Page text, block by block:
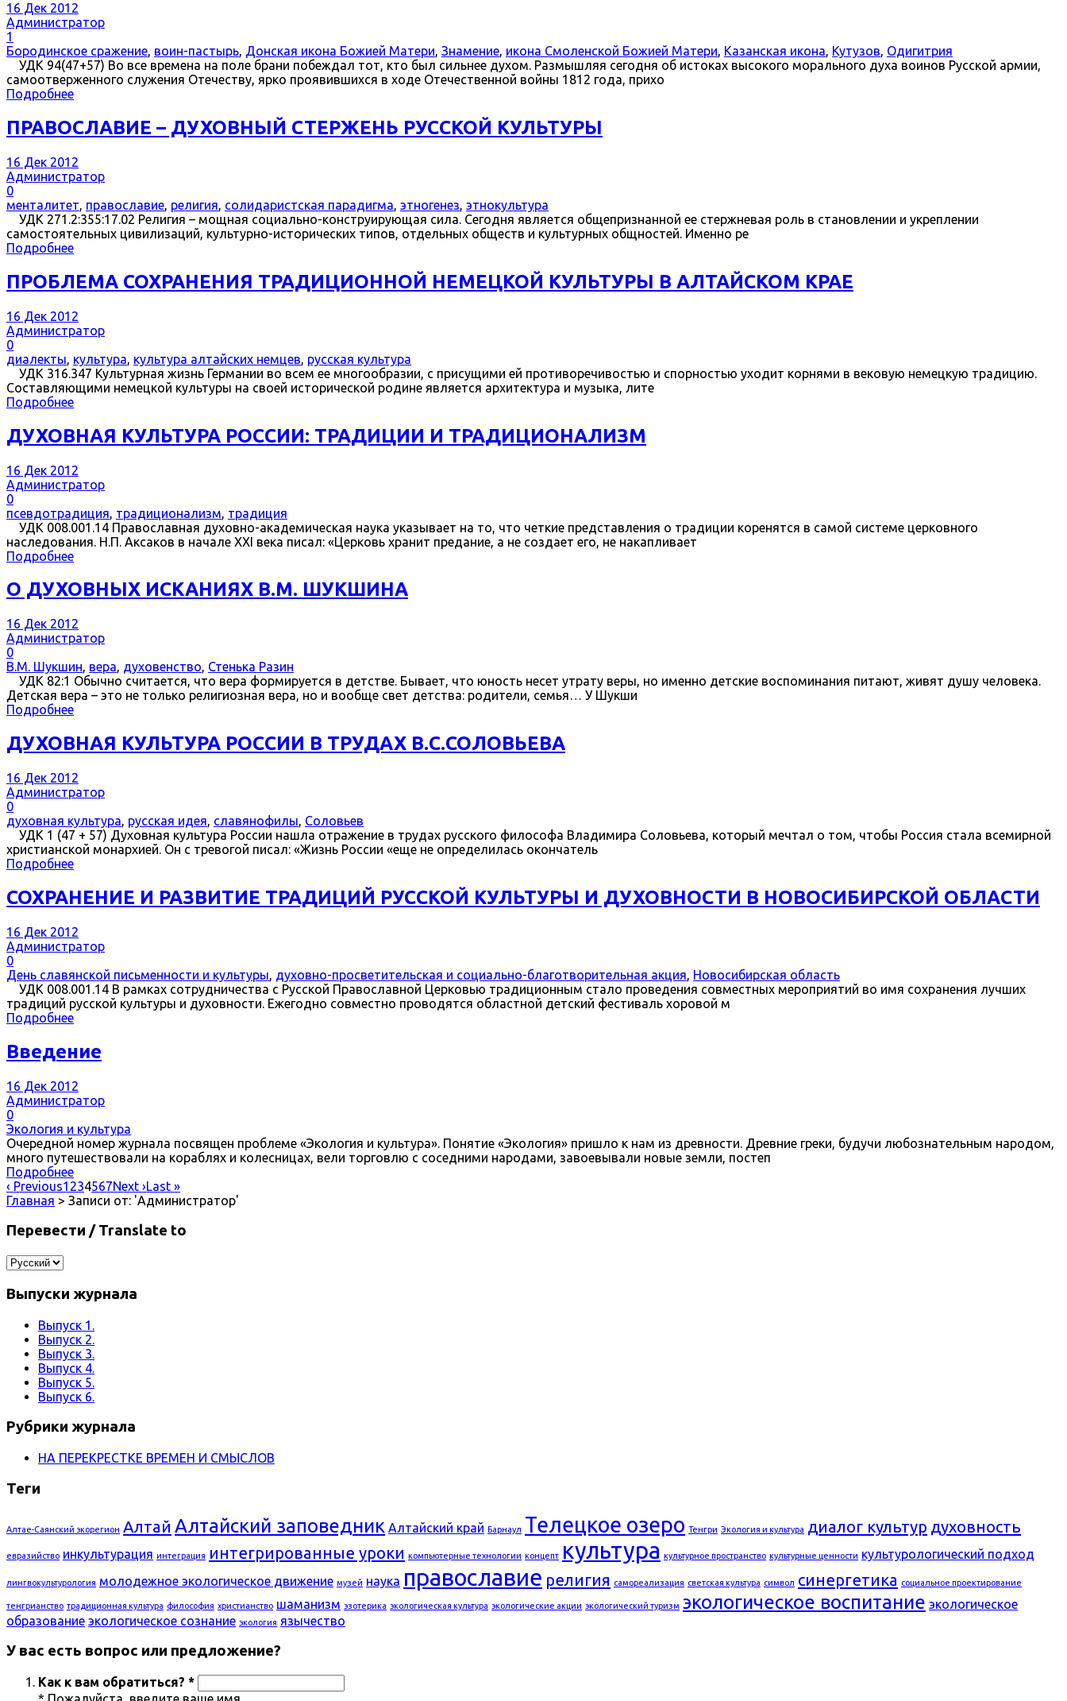
16 Дек 2012
Администратор
1
Бородинское сражение, воин-пастырь, Донская икона Божией Матери, Знамение, икона Смоленской Божией Матери, Казанская икона, Кутузов, Одигитрия
УДК 94(47+57) Во все времена на поле брани побеждал тот, кто был сильнее духом. Размышляя сегодня об истоках высокого морального духа воинов Русской армии,
самоотверженного служения Отечеству, ярко проявившихся в ходе Отечественной войны 1812 года, прихо
Подробнее
ПРАВОСЛАВИЕ – ДУХОВНЫЙ СТЕРЖЕНЬ РУССКОЙ КУЛЬТУРЫ
16 Дек 2012
Администратор
0
менталитет, православие, религия, солидаристская парадигма, этногенез, этнокультура
УДК 271.2:355:17.02 Религия – мощная социально-конструирующая сила. Сегодня является общепризнанной ее стержневая роль в становлении и укреплении
самостоятельных цивилизаций, культурно-исторических типов, отдельных обществ и культурных общностей. Именно ре
Подробнее
ПРОБЛЕМА СОХРАНЕНИЯ ТРАДИЦИОННОЙ НЕМЕЦКОЙ КУЛЬТУРЫ В АЛТАЙСКОМ КРАЕ
16 Дек 2012
Администратор
0
диалекты, культура, культура алтайских немцев, русская культура
УДК 316.347 Культурная жизнь Германии во всем ее многообразии, с присущими ей противоречивостью и спорностью уходит корнями в вековую немецкую традицию.
Составляющими немецкой культуры на своей исторической родине является архитектура и музыка, лите
Подробнее
ДУХОВНАЯ КУЛЬТУРА РОССИИ: ТРАДИЦИИ И ТРАДИЦИОНАЛИЗМ
16 Дек 2012
Администратор
0
псевдотрадиция традиционализм традиция
УДК 008.001.14 Православная духовно-академическая наука указывает на то, что четкие представления о традиции коренятся в самой системе церковного
наследования. Н.П. Аксаков в начале XXI века писал: «Церковь хранит предание, а не создает его, не накапливает
Подробнее
О ДУХОВНЫХ ИСКАНИЯХ В.М. ШУКШИНА
16 Дек 2012
Администратор
0
В.М. Шукшин, вера, духовенство, Стенька Разин
УДК 82:1 Обычно считается, что вера формируется в детстве. Бывает, что юность несет утрату веры, но именно детские воспоминания питают, живят душу человека.
Детская вера – это не только религиозная вера, но и вообще свет детства: родители, семья… У Шукши
Подробнее
ДУХОВНАЯ КУЛЬТУРА РОССИИ В ТРУДАХ В.С.СОЛОВЬЕВА
16 Дек 2012
Администратор
0
духовная культура, русская идея, славянофилы, Соловьев
УДК 1 (47 + 57) Духовная культура России нашла отражение в трудах русского философа Владимира Соловьева, который мечтал о том, чтобы Россия стала всемирной
христианской монархией. Он с тревогой писал: «Жизнь России «еще не определилась окончатель
Подробнее
СОХРАНЕНИЕ И РАЗВИТИЕ ТРАДИЦИЙ РУССКОЙ КУЛЬТУРЫ И ДУХОВНОСТИ В НОВОСИБИРСКОЙ ОБЛАСТИ
16 Дек 2012
Администратор
0
День славянской письменности и культуры, духовно-просветительская и социально-благотворительная акция, Новосибирская область
УДК 008.001.14 В рамках сотрудничества с Русской Православной Церковью традиционным стало проведения совместных мероприятий во имя сохранения лучших
традиций русской культуры и духовности. Ежегодно совместно проводятся областной детский фестиваль хоровой м
Подробнее
Введение
16 Дек 2012
Администратор
0
Экология и культура
Очередной номер журнала посвящен проблеме «Экология и культура». Понятие «Экология» пришло к нам из древности. Древние греки, будучи любознательным народом,
много путешествовали на кораблях и колесницах, вели торговлю с соседними народами, завоевывали новые земли, постеп
Подробнее
‹ Previous1 234567Next ›Last »
Главная > Записи от: 'Администратор'
Перевести / Translate to
Выпуски журнала
Выпуск 1.
Выпуск 2.
Выпуск 3.
Выпуск 4.
Выпуск 5.
Выпуск 6.
Рубрики журнала
НА ПЕРЕКРЕСТКЕ ВРЕМЕН И СМЫСЛОВ
Теги
Алтае-Саянский экорегион Алтай Алтайский заповедник Алтайский край Барнаул Телецкое озеро Тенгри Экология и культура диалог культур духовность
евразийство инкультурация интеграция интегрированные уроки компьютерные технологии концепт культура культурное пространство культурные ценности культурологический подход
лингвокультурология молодежное экологическое движение музей наука православие религия самореализация светская культура символ синергетика социальное проектирование
тенгрианство традиционная культура философия христианство шаманизм эзотерика экологическая культура экологические акции экологический туризм экологическое воспитание экологическое
образование экологическое сознание экология язычество
У вас есть вопрос или предложение?
Как к вам обратиться? *